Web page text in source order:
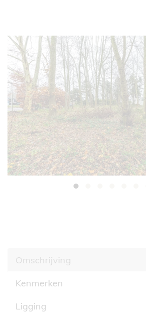
Omschrijving
Kenmerken
Ligging